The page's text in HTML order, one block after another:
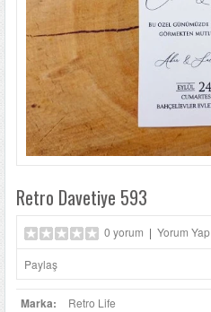
SIKÇA SORULANLAR
DAVETIYE SÖZLERI
BLOG
İLETIŞIM
Retro Davetiye 593
0 yorum | Yorum Yap
Paylaş
Marka: Retro Life